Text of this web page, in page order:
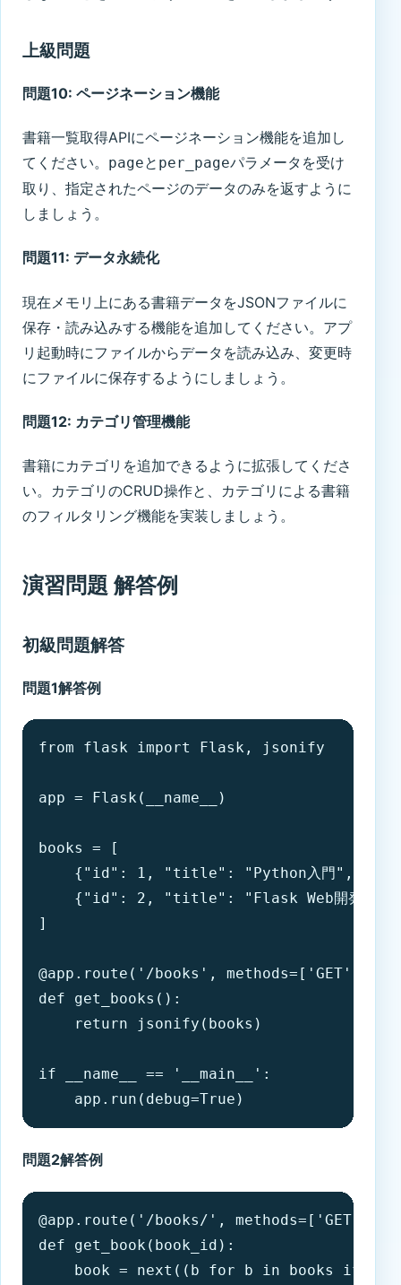
上級問題
問題10: ページネーション機能
書籍一覧取得APIにページネーション機能を追加し
てください。 pageと per_pageパラメータを受け
取り、指定されたページのデータのみを返すように
しましょう。
問題11: データ永続化
現在メモリ上にある書籍データをJSONファイルに
保存・読み込みする機能を追加してください。アプ
リ起動時にファイルからデータを読み込み、変更時
にファイルに保存するようにしましょう。
問題12: カテゴリ管理機能
書籍にカテゴリを追加できるように拡張してくださ
い。カテゴリのCRUD操作と、カテゴリによる書籍
のフィルタリング機能を実装しましょう。
演習問題 解答例
初級問題解答
問題1解答例
from flask import Flask, jsonify
app = Flask(__name__)
books = [
{"id": 1, "title": "Python入門",
{"id": 2, "title": "Flask Web開発",
]
@app.route('/books', methods=['GET'])
def get_books():
    return jsonify(books)
if __name__ == '__main__':
    app.run(debug=True)
問題2解答例
@app.route('/books/ ', methods=['GET'])
def get_book(book_id):
book = next((b for b in books if